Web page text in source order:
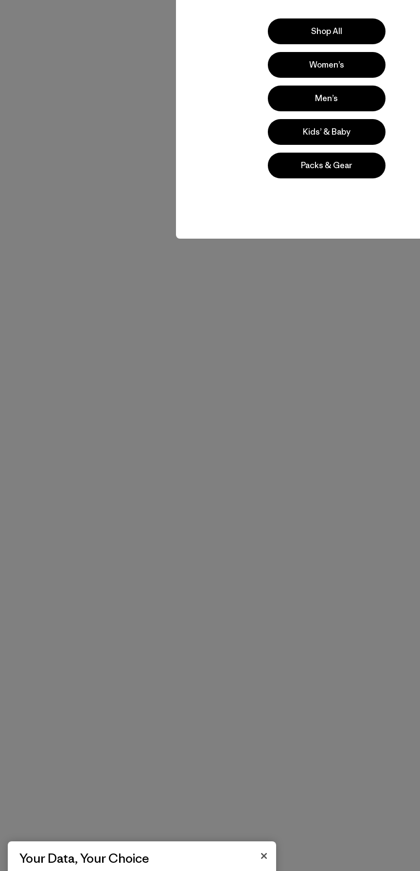
M's Stretch Terre
Planing Hoody
$ 135
Valoración: 4.8 / 5 Comentarios
Shop All
Women’s
Men’s
Kids’ & Baby
Packs & Gear
Your Data, Your Choice